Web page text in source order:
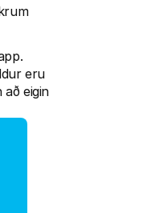
eru
eigin